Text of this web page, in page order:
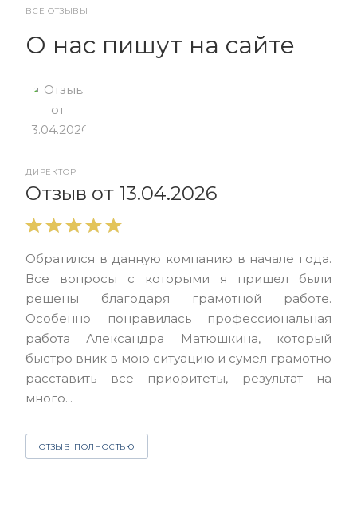
ВСЕ ОТЗЫВЫ
О нас пишут на сайте
ДИРЕКТОР
Отзыв от 13.04.2026
Обратился в данную компанию в начале года.
Все вопросы с которыми я пришел были
решены благодаря грамотной работе.
Особенно понравилась профессиональная
работа Александра Матюшкина, который
быстро вник в мою ситуацию и сумел грамотно
расставить все приоритеты, результат на
много...
ОТЗЫВ ПОЛНОСТЬЮ